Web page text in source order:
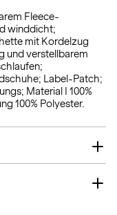
Fleece-
winddicht;
mit Kordelzug
und verstellbarem
Label-Patch;
Material I 100%
100% Polyester.